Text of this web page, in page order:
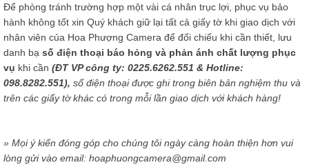
Để phòng tránh trường hợp một vài cá nhân trục lợi, phục vụ bảo
hành không tốt xin Quý khách giữ lại tất cả giấy tờ khi giao dịch với
nhân viên của Hoa Phượng Camera để đối chiếu khi cần thiết, lưu
danh bạ số điện thoại báo hỏng và phản ánh chất lượng phục
vụ khi cần (ĐT VP công ty: 0225.6262.551 & Hotline:
098.8282.551), số điện thoại được ghi trong biên bản nghiệm thu và
trên các giấy tờ khác có trong mỗi lần giao dịch với khách hàng!
» Mọi ý kiến đóng góp cho chúng tôi ngày càng hoàn thiện hơn vui
lòng gửi vào email: hoaphuongcamera@gmail.com